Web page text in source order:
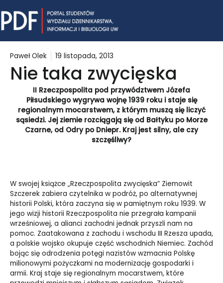
to
content
Paweł Olek 19 listopada, 2013
Nie taka zwycięska
II Rzeczpospolita pod przywództwem Józefa
Piłsudskiego wygrywa wojnę 1939 roku i staje się
regionalnym mocarstwem, z którym muszą się liczyć
sąsiedzi. Jej ziemie rozciągają się od Bałtyku po Morze
Czarne, od Odry po Dniepr. Kraj jest silny, ale czy
szczęśliwy?
W swojej książce „Rzeczpospolita zwycięska” Ziemowit
Szczerek zabiera czytelnika w podróż, po alternatywnej
historii Polski, która zaczyna się w pamiętnym roku 1939. W
jego wizji historii Rzeczpospolita nie przegrała kampanii
wrześniowej, a alianci zachodni jednak przyszli nam na
pomoc. Zaatakowana z zachodu i wschodu III Rzesza upada,
a polskie wojsko okupuje część wschodnich Niemiec. Zachód
bojąc się odrodzenia potęgi nazistów wzmacnia Polskę
milionowymi pożyczkami na modernizację gospodarki i
armii. Kraj staje się regionalnym mocarstwem, które